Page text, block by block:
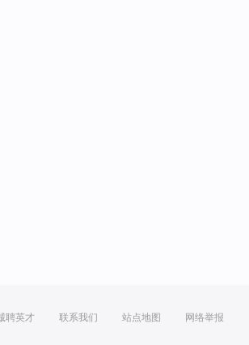
聘英才 联系我们 站点地图 网络举报